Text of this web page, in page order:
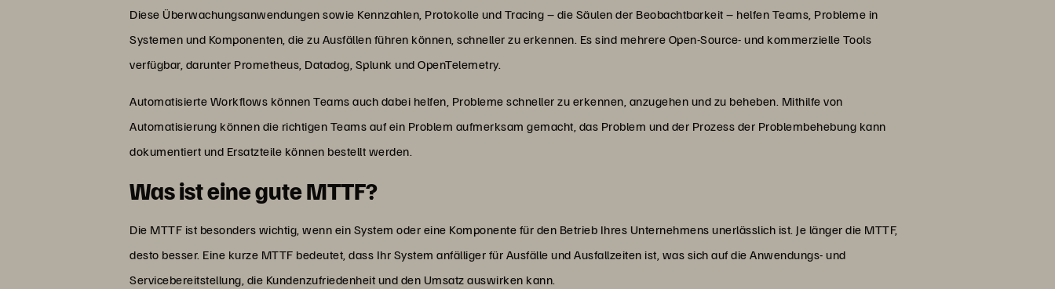
Diese Überwachungsanwendungen sowie Kennzahlen, Protokolle und Tracing – die Säulen der Beobachtbarkeit – helfen Teams, Probleme in
Systemen und Komponenten, die zu Ausfällen führen können, schneller zu erkennen. Es sind mehrere Open-Source- und kommerzielle Tools
verfügbar, darunter Prometheus, Datadog, Splunk und OpenTelemetry.
Automatisierte Workflows können Teams auch dabei helfen, Probleme schneller zu erkennen, anzugehen und zu beheben. Mithilfe von
Automatisierung können die richtigen Teams auf ein Problem aufmerksam gemacht, das Problem und der Prozess der Problembehebung kann
dokumentiert und Ersatzteile können bestellt werden.
Was ist eine gute MTTF?
Die MTTF ist besonders wichtig, wenn ein System oder eine Komponente für den Betrieb Ihres Unternehmens unerlässlich ist. Je länger die MTTF,
desto besser. Eine kurze MTTF bedeutet, dass Ihr System anfälliger für Ausfälle und Ausfallzeiten ist, was sich auf die Anwendungs- und
Servicebereitstellung, die Kundenzufriedenheit und den Umsatz auswirken kann.